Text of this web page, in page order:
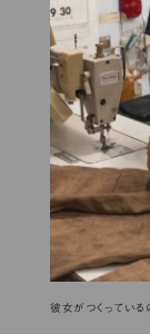
彼女がつくっている